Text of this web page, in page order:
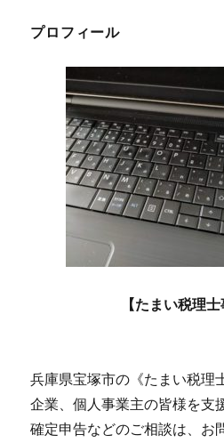
プロフィール
【たまい税理士
兵庫県宝塚市の《たまい税理
企業、個人事業主の皆様を支
確定申告などのご相談は、お